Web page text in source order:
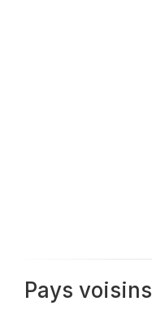
Pays voisins